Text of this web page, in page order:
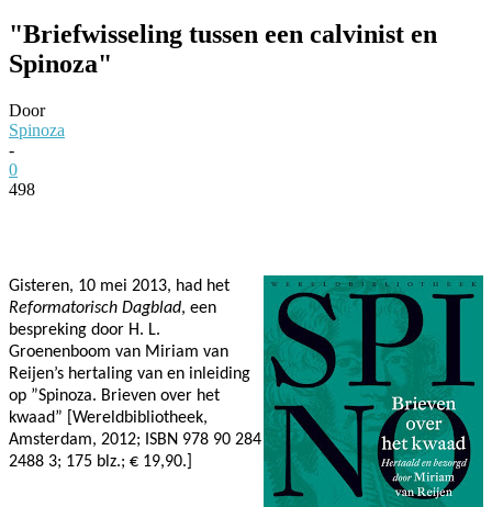
"Briefwisseling tussen een calvinist en
Spinoza"
Door
Spinoza
-
0
498
Gisteren, 10 mei 2013, had het
Reformatorisch Dagblad, een
bespreking door H. L.
Groenenboom van Miriam van
Reijen’s hertaling van en inleiding
op ”Spinoza. Brieven over het
kwaad” [Wereldbibliotheek,
Amsterdam, 2012; ISBN 978 90 284
2488 3; 175 blz.; € 19,90.]